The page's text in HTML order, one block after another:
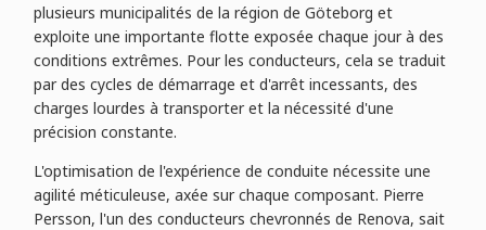
plusieurs municipalités de la région de Göteborg et
exploite une importante flotte exposée chaque jour à des
conditions extrêmes. Pour les conducteurs, cela se traduit
par des cycles de démarrage et d'arrêt incessants, des
charges lourdes à transporter et la nécessité d'une
précision constante.
L'optimisation de l'expérience de conduite nécessite une
agilité méticuleuse, axée sur chaque composant. Pierre
Persson, l'un des conducteurs chevronnés de Renova, sait